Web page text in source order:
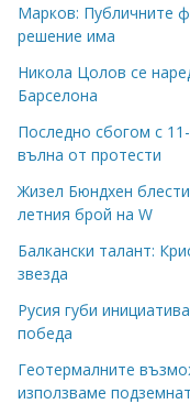
Марков: Публичните
решение има
Никола Цолов се
Барселона
Последно сбогом с
вълна от протести
Жизел Бюндхен
летния брой на W
Балкански талант:
звезда
Русия губи
победа
Геотермалните
използваме